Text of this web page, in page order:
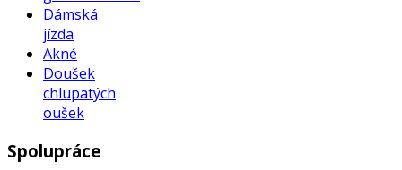
Dámská
jízda
Akné
Doušek
chlupatých
oušek
Spolupráce